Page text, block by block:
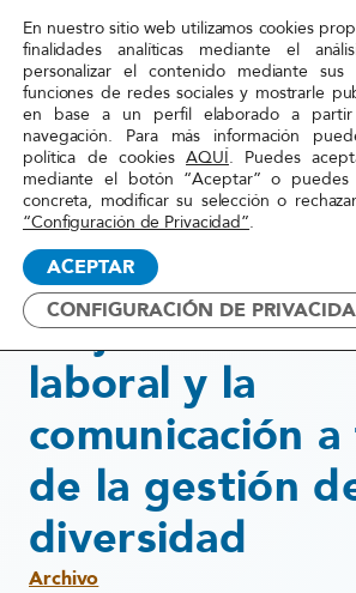
Red
Acoge
Inicio»Actualidad» Mejorando
gestión de la
21 diciembre, 2015
Mejorando el
laboral y la
comunicación
de la gestión
diversidad
Archivo
En nuestro sitio web utilizamos cookies
finalidades analíticas mediante el
personalizar el contenido mediante sus
funciones de redes sociales y mostrarle
en base a un perfil elaborado a
navegación. Para más información
política de cookiesAQUÍ. Puedes
mediante el botón “Aceptar” o puedes
concreta, modificar su selección o
“Configuración de Privacidad”.
ACEPTAR
CONFIGURACIÓN DE